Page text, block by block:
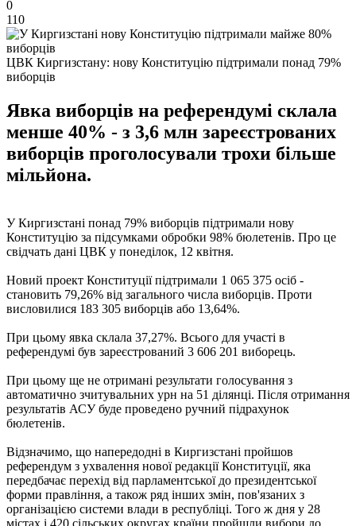
0
110
ЦВК Киргизстану: нову Конституцію підтримали понад 79%
виборців
Явка виборців на референдумі склала
менше 40% - з 3,6 млн зареєстрованих
виборців проголосували трохи більше
мільйона.
У Киргизстані понад 79% виборців підтримали нову
Конституцію за підсумками обробки 98% бюлетенів. Про це
свідчать дані ЦВК у понеділок, 12 квітня.
Новий проект Конституції підтримали 1 065 375 осіб -
становить 79,26% від загального числа виборців. Проти
висловилися 183 305 виборців або 13,64%.
При цьому явка склала 37,27%. Всього для участі в
референдумі був зареєстрований 3 606 201 виборець.
При цьому ще не отримані результати голосування з
автоматично зчитувальних урн на 51 ділянці. Після отримання
результатів АСУ буде проведено ручний підрахунок
бюлетенів.
Відзначимо, що напередодні в Киргизстані пройшов
референдум з ухвалення нової редакції Конституції, яка
передбачає перехід від парламентської до президентської
форми правління, а також ряд інших змін, пов'язаних з
організацією системи влади в республіці. Того ж дня у 28
містах і 420 сільських округах країни пройшли вибори до